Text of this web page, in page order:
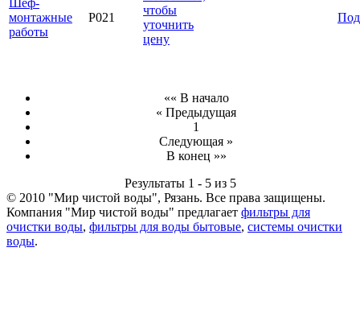
Шеф-
монтажные
работы
Р021
чтобы
уточнить
цену
«« В начало
« Предыдущая
1
Следующая »
В конец »»
Результаты 1 - 5 из 5
© 2010 "Мир чистой воды", Рязань. Все права защищены.
Компания "Мир чистой воды" предлагает фильтры для
очистки воды, фильтры для воды бытовые, системы очистки
воды.